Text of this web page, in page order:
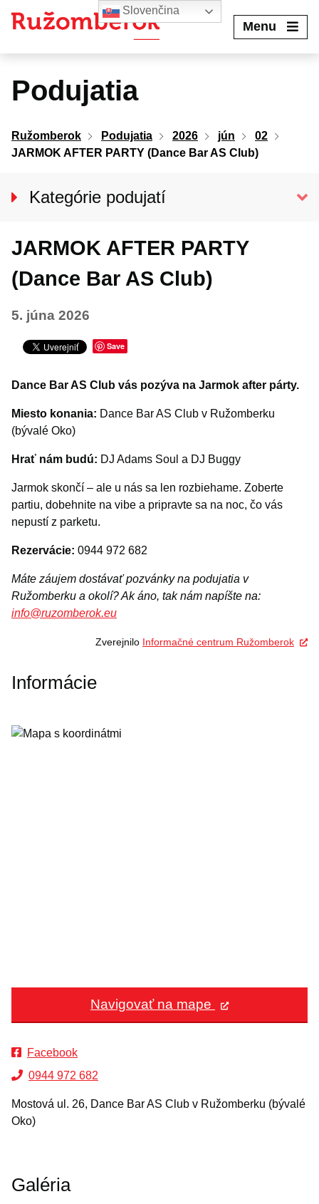
Menu
Podujatia
Ružomberok Podujatia 2026 jún
02
JARMOK AFTER PARTY (Dance Bar AS Club)
Kategórie podujatí
Kino Kultúra
Divadlo
Šport
Turistika
JARMOK AFTER PARTY
(Dance Bar AS Club)
5. júna 2026
Save
Dance Bar AS Club vás pozýva na Jarmok after párty.
Miesto konania: Dance Bar AS Club v Ružomberku
(bývalé Oko)
Hrať nám budú: DJ Adams Soul a DJ Buggy
Jarmok skončí – ale u nás sa len rozbiehame. Zoberte
partiu, dobehnite na vibe a pripravte sa na noc, čo vás
nepustí z parketu.
Rezervácie: 0944 972 682
Máte záujem dostávať pozvánky na podujatia v
Ružomberku a okolí? Ak áno, tak nám napíšte na:
info@ruzomberok.eu
Zverejnilo Informačné centrum Ružomberok
Informácie
Navigovať na mape
Facebook
0944 972 682
Mostová ul. 26, Dance Bar AS Club v Ružomberku (bývalé
Oko)
Galéria
Slovenčina